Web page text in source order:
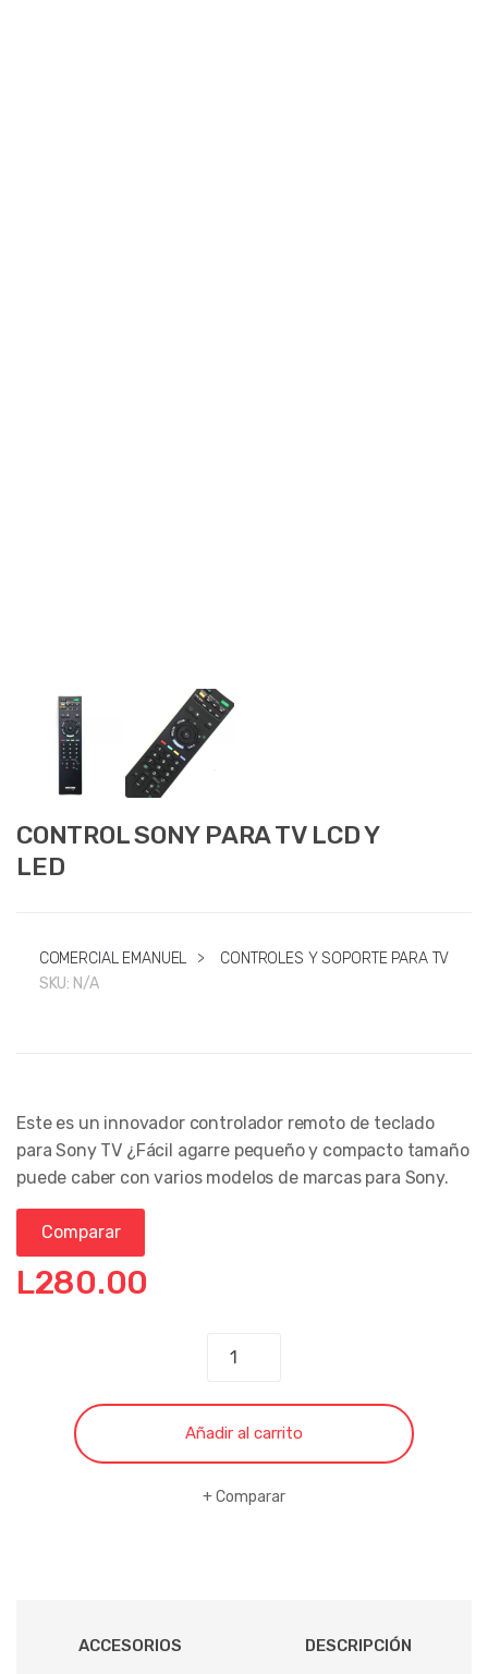
CONTROL SONY PARA TV LCD Y
LED
COMERCIAL EMANUEL >
CONTROLES Y SOPORTE PARA TV
SKU: N/A
Este es un innovador controlador remoto de teclado
para Sony TV ¿Fácil agarre pequeño y compacto tamaño
puede caber con varios modelos de marcas para Sony.
Comparar
L280.00
CONTROL
PARA
TV
Añadir al carrito
Comparar
ACCESORIOS DESCRIPCIÓN